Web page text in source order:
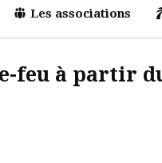
Les associations
feu à partir